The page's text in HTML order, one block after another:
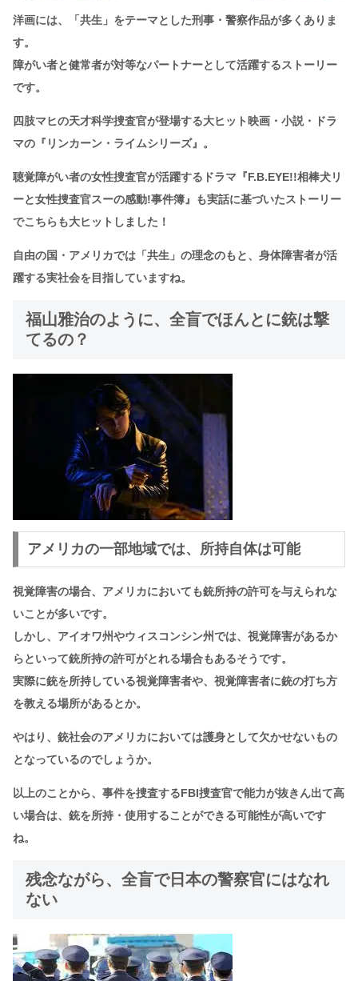
洋画には、「共生」をテーマとした刑事・警察作品が多くありま
す。
障がい者と健常者が対等なパートナーとして活躍するストーリー
です。
四肢マヒの天才科学捜査官が登場する大ヒット映画・小説・ドラ
マの『リンカーン・ライムシリーズ』。
聴覚障がい者の女性捜査官が活躍するドラマ『F.B.EYE!!相棒犬リ
ーと女性捜査官スーの感動!事件簿』も実話に基づいたストーリー
でこちらも大ヒットしました！
自由の国・アメリカでは「共生」の理念のもと、身体障害者が活
躍する実社会を目指していますね。
福山雅治のように、全盲でほんとに銃は撃
てるの？
アメリカの一部地域では、所持自体は可能
視覚障害の場合、アメリカにおいても銃所持の許可を与えられな
いことが多いです。
しかし、アイオワ州やウィスコンシン州では、視覚障害があるか
らといって銃所持の許可がとれる場合もあるそうです。
実際に銃を所持している視覚障害者や、視覚障害者に銃の打ち方
を教える場所があるとか。
やはり、銃社会のアメリカにおいては護身として欠かせないもの
となっているのでしょうか。
以上のことから、事件を捜査するFBI捜査官で能力が抜きん出て高
い場合は、銃を所持・使用することができる可能性が高いです
ね。
残念ながら、全盲で日本の警察官にはなれ
ない